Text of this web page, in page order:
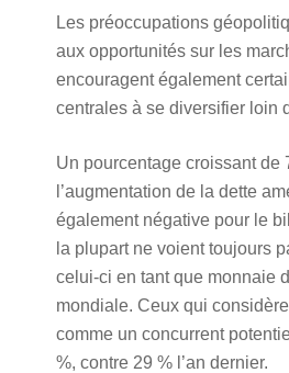
Les préoccupations
aux opportunités sur les
encouragent également
centrales à se diversifier loin
Un pourcentage croissant de
l’augmentation de la dette
également négative pour le
la plupart ne voient toujours
celui-ci en tant que monnaie
mondiale. Ceux qui
comme un concurrent
%, contre 29 % l’an dernier.